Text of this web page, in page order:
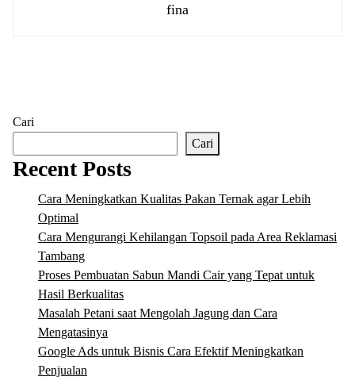
fina
Cari
Cari
Recent Posts
Cara Meningkatkan Kualitas Pakan Ternak agar Lebih
Optimal
Cara Mengurangi Kehilangan Topsoil pada Area Reklamasi
Tambang
Proses Pembuatan Sabun Mandi Cair yang Tepat untuk
Hasil Berkualitas
Masalah Petani saat Mengolah Jagung dan Cara
Mengatasinya
Google Ads untuk Bisnis Cara Efektif Meningkatkan
Penjualan